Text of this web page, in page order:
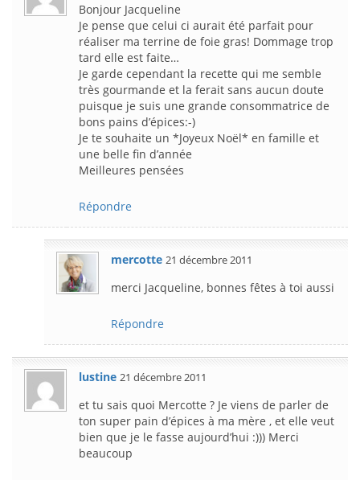
Bonjour Jacqueline
Je pense que celui ci aurait été parfait pour
réaliser ma terrine de foie gras! Dommage trop
tard elle est faite…
Je garde cependant la recette qui me semble
très gourmande et la ferait sans aucun doute
puisque je suis une grande consommatrice de
bons pains d’épices:-)
Je te souhaite un *Joyeux Noël* en famille et
une belle fin d’année
Meilleures pensées
Répondre
mercotte 21 décembre 2011
merci Jacqueline, bonnes fêtes à toi aussi
Répondre
lustine 21 décembre 2011
et tu sais quoi Mercotte ? Je viens de parler de
ton super pain d’épices à ma mère , et elle veut
bien que je le fasse aujourd’hui :))) Merci
beaucoup